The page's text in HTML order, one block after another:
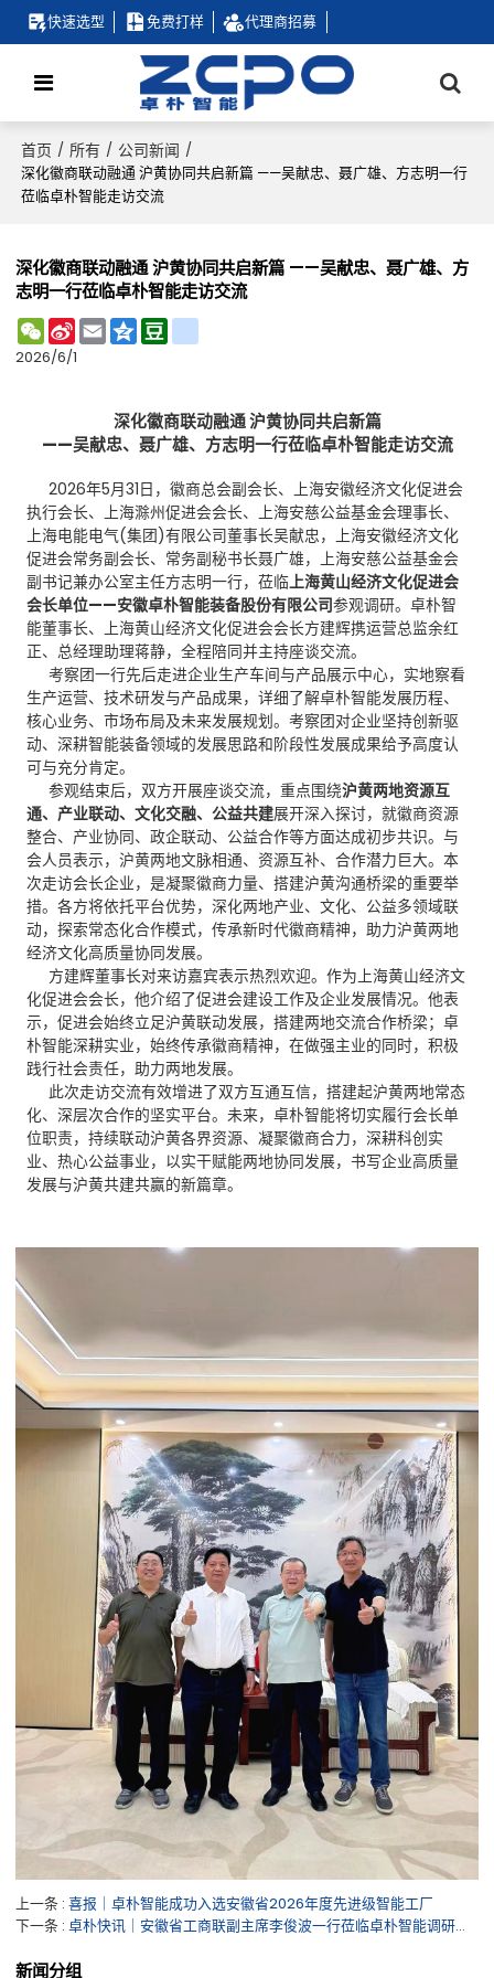
快速选型 免费打样 代理商招募
首页 / 所有 / 公司新闻 /
深化徽商联动融通 沪黄协同共启新篇 ——吴献忠、聂广雄、方志明一行
莅临卓朴智能走访交流
深化徽商联动融通 沪黄协同共启新篇 ——吴献忠、聂广雄、方
志明一行莅临卓朴智能走访交流
WeChat
Sina
Weibo
EmailQzone
2026/6/1
深化徽商联动融通 沪黄协同共启新篇
——吴献忠、聂广雄、方志明一行莅临卓朴智能走访交流
2026年5月31日，徽商总会副会长、上海安徽经济文化促进会
执行会长、上海滁州促进会会长、上海安慈公益基金会理事长、
上海电能电气(集团)有限公司董事长吴献忠，上海安徽经济文化
促进会常务副会长、常务副秘书长聂广雄，上海安慈公益基金会
副书记兼办公室主任方志明一行，莅临上海黄山经济文化促进会
会长单位——安徽卓朴智能装备股份有限公司参观调研。卓朴智
能董事长、上海黄山经济文化促进会会长方建辉携运营总监余红
正、总经理助理蒋静，全程陪同并主持座谈交流。
考察团一行先后走进企业生产车间与产品展示中心，实地察看
生产运营、技术研发与产品成果，详细了解卓朴智能发展历程、
核心业务、市场布局及未来发展规划。考察团对企业坚持创新驱
动、深耕智能装备领域的发展思路和阶段性发展成果给予高度认
可与充分肯定。
参观结束后，双方开展座谈交流，重点围绕沪黄两地资源互
通、产业联动、文化交融、公益共建展开深入探讨，就徽商资源
整合、产业协同、政企联动、公益合作等方面达成初步共识。与
会人员表示，沪黄两地文脉相通、资源互补、合作潜力巨大。本
次走访会长企业，是凝聚徽商力量、搭建沪黄沟通桥梁的重要举
措。各方将依托平台优势，深化两地产业、文化、公益多领域联
动，探索常态化合作模式，传承新时代徽商精神，助力沪黄两地
经济文化高质量协同发展。
方建辉董事长对来访嘉宾表示热烈欢迎。作为上海黄山经济文
化促进会会长，他介绍了促进会建设工作及企业发展情况。他表
示，促进会始终立足沪黄联动发展，搭建两地交流合作桥梁；卓
朴智能深耕实业，始终传承徽商精神，在做强主业的同时，积极
践行社会责任，助力两地发展。
此次走访交流有效增进了双方互通互信，搭建起沪黄两地常态
化、深层次合作的坚实平台。未来，卓朴智能将切实履行会长单
位职责，持续联动沪黄各界资源、凝聚徽商合力，深耕科创实
业、热心公益事业，以实干赋能两地协同发展，书写企业高质量
发展与沪黄共建共赢的新篇章。
上一条 喜报｜卓朴智能成功入选安徽省2026年度先进级智能工厂
下一条
卓朴快讯｜安徽省工商联副主席李俊波一行莅临卓朴智能调研考察
新闻分组